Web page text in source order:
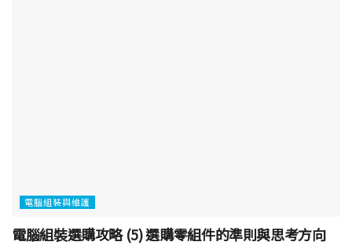
電腦組裝與維護
電腦組裝選購攻略 (5) 選購零組件的準則與思考方向